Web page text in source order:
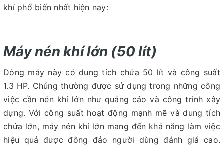
khí phổ biến nhất hiện nay:
Máy nén khí lớn (50 lít)
Dòng máy này có dung tích chứa 50 lít và công suất
1.3 HP. Chúng thường được sử dụng trong những công
việc cần nén khí lớn như quảng cáo và công trình xây
dựng. Với công suất hoạt động mạnh mẽ và dung tích
chứa lớn, máy nén khí lớn mang đến khả năng làm việc
hiệu quả được đông đảo người dùng đánh giá cao.